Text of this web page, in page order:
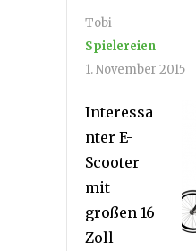
Tobi
Spielereien
1. November 2015
Interessa
nter E-
Scooter
mit
großen 16
Zoll